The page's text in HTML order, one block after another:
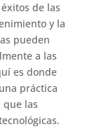
de las
y la
pueden
a las
es donde
práctica
las